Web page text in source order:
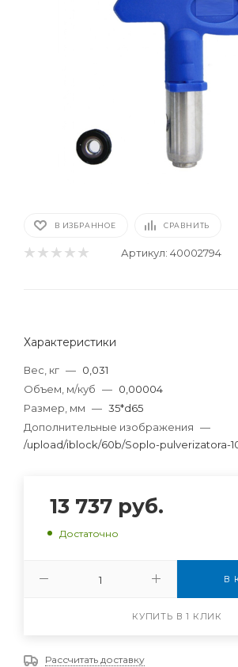
В ИЗБРАННОЕ СРАВНИТЬ
Артикул: 40002794
Характеристики
Вес, кг — 0,031
Объем, м/куб — 0,00004
Размер, мм — 35*d65
Дополнительные изображения —
/upload/iblock/60b/Soplo-pulverizatora-
13 737 руб.
Достаточно
В
КУПИТЬ В 1 КЛИК
Рассчитать доставку